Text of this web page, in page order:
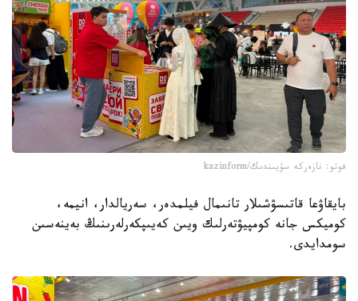
فوتو: نازەركە سۇيىندىك/kazinform
بايقاۋعا قاتىسۋشىلار تانىمال فيلمدەر، سەريالدار، انيمە،
كوميكس جانە كومپيۋتەرلىك ويىن كەيىپكەرلەرىنىڭ بەينەسىن
سومدايدى.